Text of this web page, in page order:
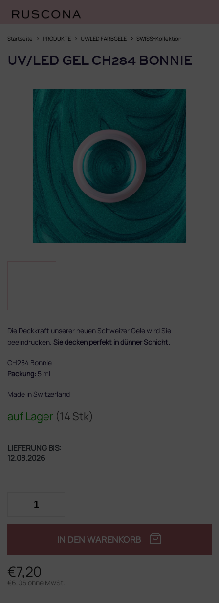
InhaltStartseite PRODUKTE UV/LED FARBGELE SWISS-Kollektion
UV/LED GEL CH284 BONNIE
€7,20
€6,05 ohne MwSt.
auf Lager (14 Stk)
LIEFERUNG BIS:
12.08.2026
IN DEN WARENKORB
Die Deckkraft unserer neuen Schweizer Gele wird Sie
beeindrucken. Sie decken perfekt in dünner Schicht.
CH284 Bonnie
Packung: 5 ml
Made in Switzerland